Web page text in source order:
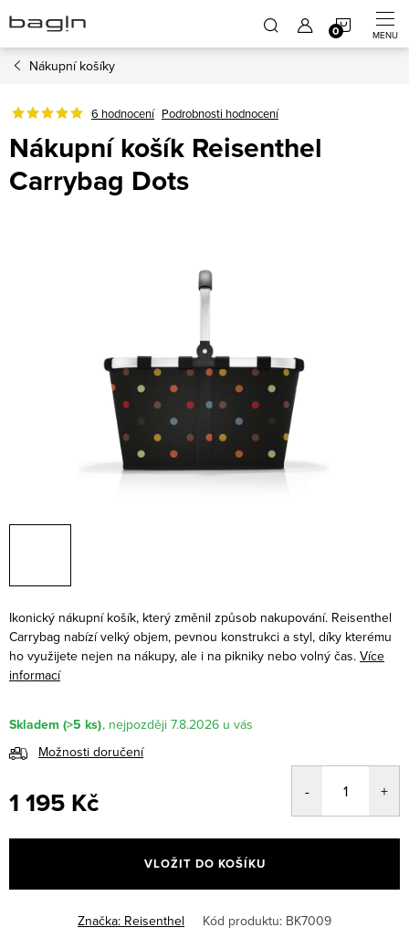
na
obsah
Nákupní košíky
6 hodnocení Podrobnosti hodnocení
Nákupní košík Reisenthel
Carrybag Dots
Ikonický nákupní košík, který změnil způsob nakupování. Reisenthel
Carrybag nabízí velký objem, pevnou konstrukci a styl, díky kterému
ho využijete nejen na nákupy, ale i na pikniky nebo volný čas. Více
informací
Skladem (>5 ks)
7.8.2026
Možnosti doručení
1 195 Kč
cena:
VLOŽIT DO KOŠÍKU
Značka: Reisenthel Kód produktu: BK7009